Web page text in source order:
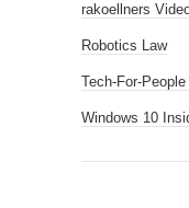
rakoellners
Robotics Law
Tech-For-
Windows 10